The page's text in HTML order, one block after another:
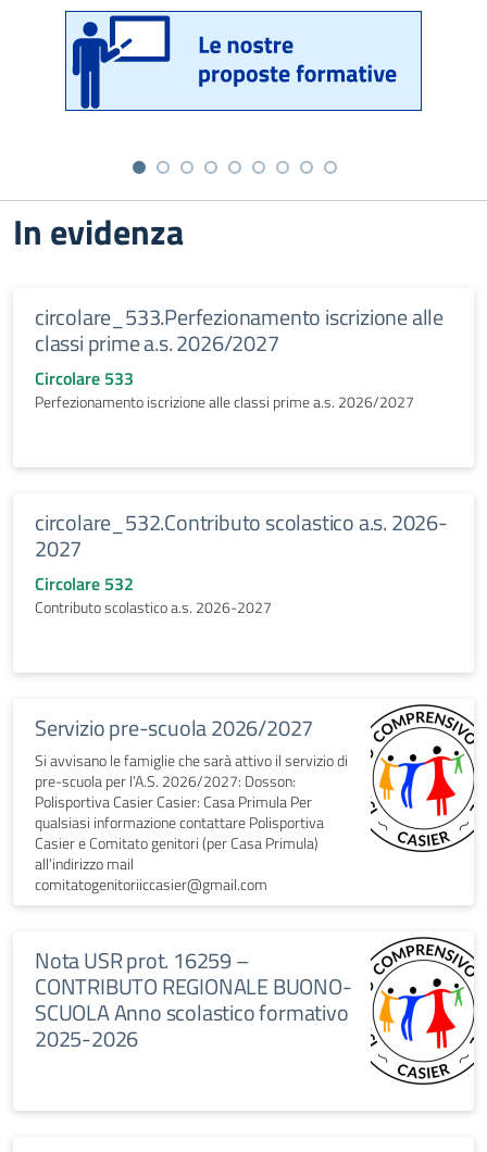
In evidenza
circolare_533.Perfezionamento iscrizione alle
classi prime a.s. 2026/2027
Circolare 533
Perfezionamento iscrizione alle classi prime a.s. 2026/2027
circolare_532.Contributo scolastico a.s. 2026-
2027
Circolare 532
Contributo scolastico a.s. 2026-2027
Servizio pre-scuola 2026/2027
Si avvisano le famiglie che sarà attivo il servizio di
pre-scuola per l’A.S. 2026/2027: Dosson:
Polisportiva Casier Casier: Casa Primula Per
qualsiasi informazione contattare Polisportiva
Casier e Comitato genitori (per Casa Primula)
all’indirizzo mail
comitatogenitoriiccasier@gmail.com
Nota USR prot. 16259 –
CONTRIBUTO REGIONALE BUONO-
SCUOLA Anno scolastico formativo
2025-2026